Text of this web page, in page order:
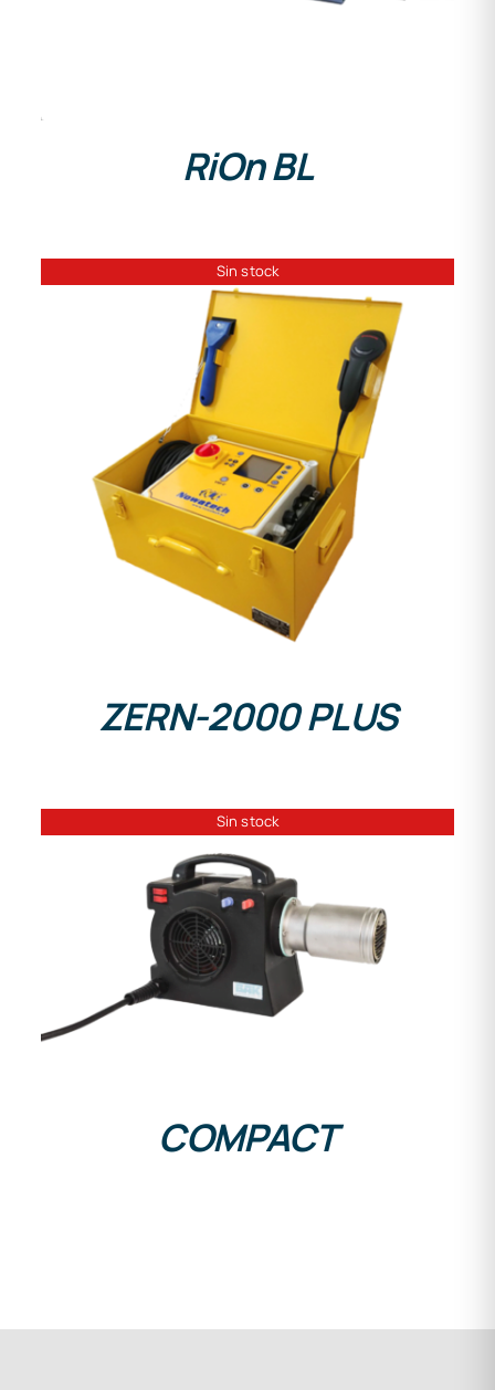
RiOn BL
Sin stock
DETALLES
ZERN-2000 PLUS
Sin stock
DETALLES
COMPACT